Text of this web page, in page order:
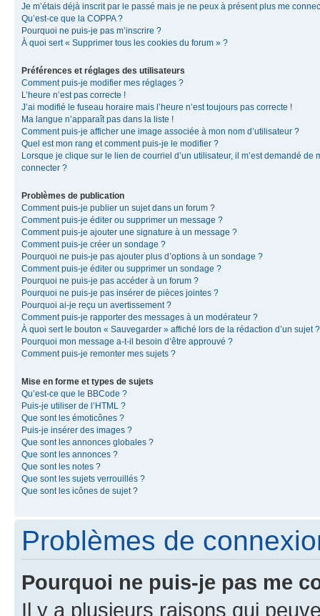
Je m’étais déjà inscrit par le passé mais je ne peux à présent plus me
Qu’est-ce que la COPPA ?
Pourquoi ne puis-je pas m’inscrire ?
À quoi sert « Supprimer tous les cookies du forum » ?
Préférences et réglages des utilisateurs
Comment puis-je modifier mes réglages ?
L’heure n’est pas correcte !
J’ai modifié le fuseau horaire mais l’heure n’est toujours pas correcte !
Ma langue n’apparaît pas dans la liste !
Comment puis-je afficher une image associée à mon nom d’utilisateur ?
Quel est mon rang et comment puis-je le modifier ?
Lorsque je clique sur le lien de courriel d’un utilisateur, il m’est demandé de
connecter ?
Problèmes de publication
Comment puis-je publier un sujet dans un forum ?
Comment puis-je éditer ou supprimer un message ?
Comment puis-je ajouter une signature à un message ?
Comment puis-je créer un sondage ?
Pourquoi ne puis-je pas ajouter plus d’options à un sondage ?
Comment puis-je éditer ou supprimer un sondage ?
Pourquoi ne puis-je pas accéder à un forum ?
Pourquoi ne puis-je pas insérer de pièces jointes ?
Pourquoi ai-je reçu un avertissement ?
Comment puis-je rapporter des messages à un modérateur ?
À quoi sert le bouton « Sauvegarder » affiché lors de la rédaction d’un sujet ?
Pourquoi mon message a-t-il besoin d’être approuvé ?
Comment puis-je remonter mes sujets ?
Mise en forme et types de sujets
Qu’est-ce que le BBCode ?
Puis-je utiliser de l’HTML ?
Que sont les émoticônes ?
Puis-je insérer des images ?
Que sont les annonces globales ?
Que sont les annonces ?
Que sont les notes ?
Que sont les sujets verrouillés ?
Que sont les icônes de sujet ?
Problèmes de
Pourquoi ne puis-je pas me
Il y a plusieurs raisons qui